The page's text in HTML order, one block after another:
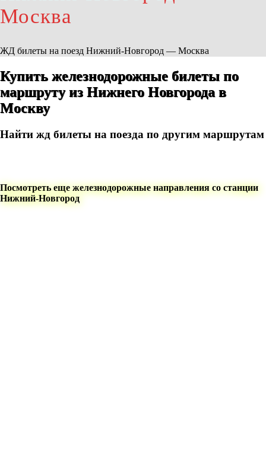
Москва
ЖД билеты на поезд Нижний-Новгород — Москва
Купить железнодорожные билеты по
маршруту из Нижнего Новгорода в
Москву
Найти жд билеты на поезда по другим маршрутам
Посмотреть еще железнодорожные направления со станции
Нижний-Новгород